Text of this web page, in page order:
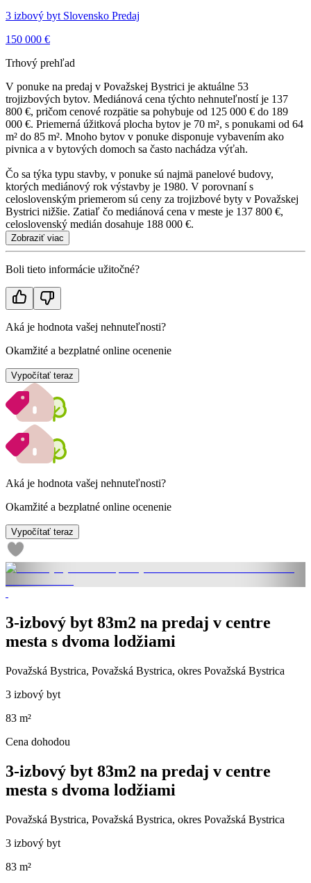
3 izbový byt Slovensko Predaj
150 000 €
Trhový prehľad
V ponuke na predaj v Považskej Bystrici je aktuálne 53
trojizbových bytov. Mediánová cena týchto nehnuteľností je 137
800 €, pričom cenové rozpätie sa pohybuje od 125 000 € do 189
000 €. Priemerná úžitková plocha bytov je 70 m², s ponukami od 64
m² do 85 m². Mnoho bytov v ponuke disponuje vybavením ako
pivnica a v bytových domoch sa často nachádza výťah.
Čo sa týka typu stavby, v ponuke sú najmä panelové budovy,
ktorých mediánový rok výstavby je 1980. V porovnaní s
celoslovenským priemerom sú ceny za trojizbové byty v Považskej
Bystrici nižšie. Zatiaľ čo mediánová cena v meste je 137 800 €,
celoslovenský medián dosahuje 188 000 €.
Zobraziť viac
Boli tieto informácie užitočné?
Aká je hodnota vašej nehnuteľnosti?
Okamžité a bezplatné online ocenenie
Vypočítať teraz
Aká je hodnota vašej nehnuteľnosti?
Okamžité a bezplatné online ocenenie
Vypočítať teraz
3-izbový byt 83m2 na predaj v centre
mesta s dvoma lodžiami
Považská Bystrica, Považská Bystrica, okres Považská Bystrica
3 izbový byt
83 m²
Cena dohodou
3-izbový byt 83m2 na predaj v centre
mesta s dvoma lodžiami
Považská Bystrica, Považská Bystrica, okres Považská Bystrica
3 izbový byt
83 m²